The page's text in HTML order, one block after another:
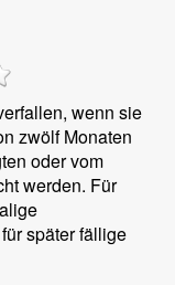
wenn sie
zwölf Monaten
oder vom
werden. Für
später fällige